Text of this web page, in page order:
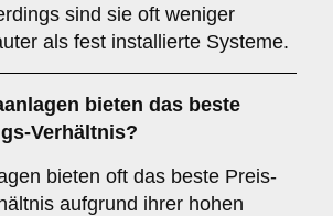
sind sie oft weniger
als fest installierte Systeme.
bieten das beste
Verhältnis?
bieten oft das beste Preis-
aufgrund ihrer hohen